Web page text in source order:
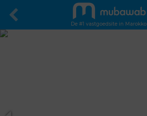
De #1 vastgoedsite in Marokko